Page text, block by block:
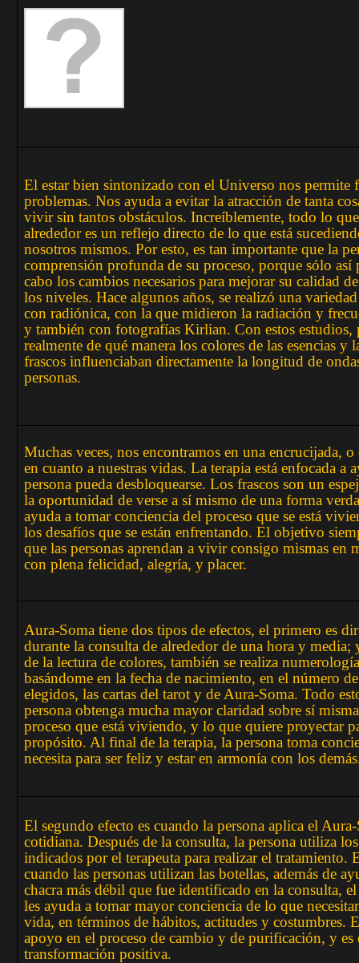
El estar bien sintonizado con el Universo nos permite
problemas. Nos ayuda a evitar la atracción de tanta
vivir sin tantos obstáculos. Increíblemente, todo lo que
alrededor es un reflejo directo de lo que está
nosotros mismos. Por esto, es tan importante que la
comprensión profunda de su proceso, porque sólo así
cabo los cambios necesarios para mejorar su calidad
los niveles. Hace algunos años, se realizó una
con radiónica, con la que midieron la radiación y
y también con fotografías Kirlian. Con estos estudios,
realmente de qué manera los colores de las esencias y
frascos influenciaban directamente la longitud de
personas.
Muchas veces, nos encontramos en una encrucijada, o
en cuanto a nuestras vidas. La terapia está enfocada a
persona pueda desbloquearse. Los frascos son un
la oportunidad de verse a sí mismo de una forma
ayuda a tomar conciencia del proceso que se está
los desafíos que se están enfrentando. El objetivo
que las personas aprendan a vivir consigo mismas en
con plena felicidad, alegría, y placer.
Aura-Soma tiene dos tipos de efectos, el primero es
durante la consulta de alrededor de una hora y media;
de la lectura de colores, también se realiza
basándome en la fecha de nacimiento, en el número
elegidos, las cartas del tarot y de Aura-Soma. Todo
persona obtenga mucha mayor claridad sobre sí
proceso que está viviendo, y lo que quiere proyectar
propósito. Al final de la terapia, la persona toma
necesita para ser feliz y estar en armonía con los
El segundo efecto es cuando la persona aplica el
cotidiana. Después de la consulta, la persona utiliza
indicados por el terapeuta para realizar el tratamiento.
cuando las personas utilizan las botellas, además de
chacra más débil que fue identificado en la consulta,
les ayuda a tomar mayor conciencia de lo que
vida, en términos de hábitos, actitudes y costumbres.
apoyo en el proceso de cambio y de purificación, y es
transformación positiva.